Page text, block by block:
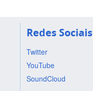
Redes Sociais
Twitter
YouTube
SoundCloud